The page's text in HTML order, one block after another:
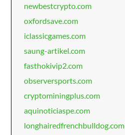
newbestcrypto.com
oxfordsave.com
iclassicgames.com
saung-artikel.com
fasthokivip2.com
observersports.com
cryptominingplus.com
aquinoticiaspe.com
longhairedfrenchbulldog.com